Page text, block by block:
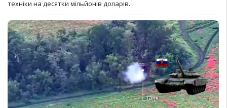
техніки на десятки мільйонів доларів.